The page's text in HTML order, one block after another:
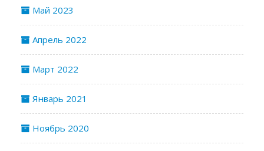
Май 2023
Апрель 2022
Март 2022
Январь 2021
Ноябрь 2020